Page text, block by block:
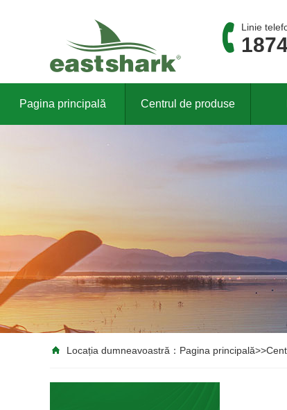
Linie
Pagina principală Centrul de produse
Locația dumneavoastră： Pagina principală>>